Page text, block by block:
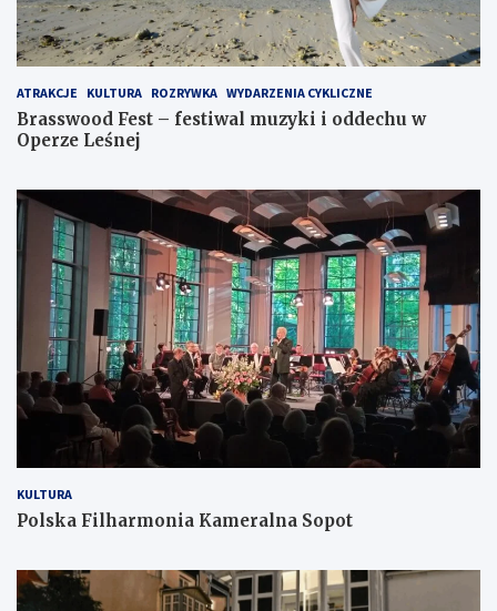
ATRAKCJE KULTURA ROZRYWKA WYDARZENIA CYKLICZNE
Brasswood Fest – festiwal muzyki i oddechu w
Operze Leśnej
KULTURA
Polska Filharmonia Kameralna Sopot